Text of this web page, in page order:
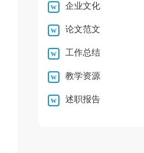
企业文化
论文范文
工作总结
教学资源
述职报告